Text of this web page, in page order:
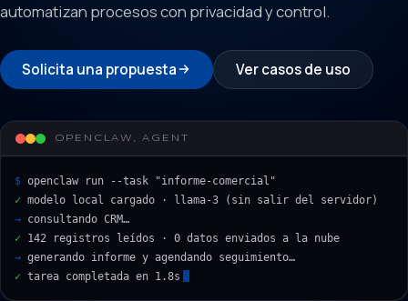
automatizan procesos con privacidad y control.
Solicita una propuesta Ver casos de uso
OPENCLAW, AGENT
$ openclaw run --task "informe-comercial"
✓ modelo local cargado · llama-3 (sin salir del servidor)
→ consultando CRM…
✓ 142 registros leídos · 0 datos enviados a la nube
→ generando informe y agendando seguimiento…
✓ tarea completada en 1.8s